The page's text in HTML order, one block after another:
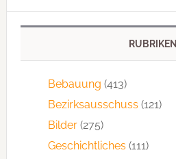
RUBRIKEN
Bebauung (413)
Bezirksausschuss (121)
Bilder(275)
Geschichtliches (111)